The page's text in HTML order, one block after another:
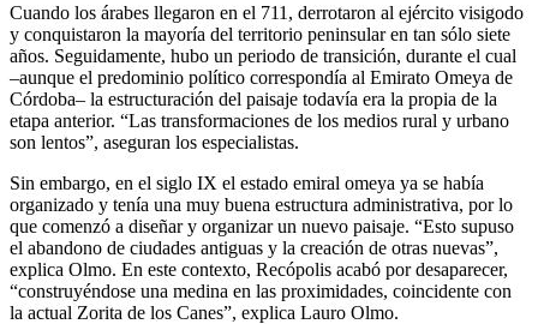
Cuando los árabes llegaron en el 711, derrotaron al ejército visigodo
y conquistaron la mayoría del territorio peninsular en tan sólo siete
años. Seguidamente, hubo un periodo de transición, durante el cual
–aunque el predominio político correspondía al Emirato Omeya de
Córdoba– la estructuración del paisaje todavía era la propia de la
etapa anterior. “Las transformaciones de los medios rural y urbano
son lentos”, aseguran los especialistas.
Sin embargo, en el siglo IX el estado emiral omeya ya se había
organizado y tenía una muy buena estructura administrativa, por lo
que comenzó a diseñar y organizar un nuevo paisaje. “Esto supuso
el abandono de ciudades antiguas y la creación de otras nuevas”,
explica Olmo. En este contexto, Recópolis acabó por desaparecer,
“construyéndose una medina en las proximidades, coincidente con
la actual Zorita de los Canes”, explica Lauro Olmo.